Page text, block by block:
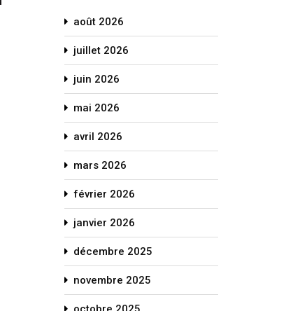
août 2026
juillet 2026
juin 2026
mai 2026
avril 2026
mars 2026
février 2026
janvier 2026
décembre 2025
novembre 2025